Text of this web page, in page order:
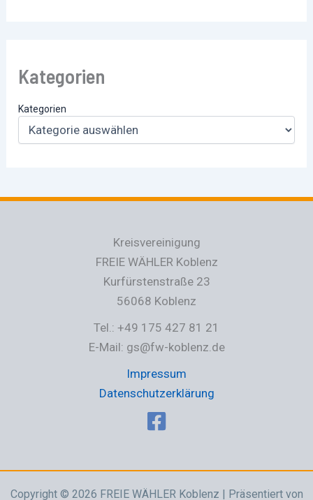
Kategorien
Kategorien
Kreisvereinigung
FREIE WÄHLER Koblenz
Kurfürstenstraße 23
56068 Koblenz
Tel.: +49 175 427 81 21
E-Mail: gs@fw-koblenz.de
Impressum
Datenschutzerklärung
Copyright © 2026 FREIE WÄHLER Koblenz | Präsentiert von